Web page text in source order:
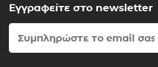
Εγγραφείτε στο newsletter